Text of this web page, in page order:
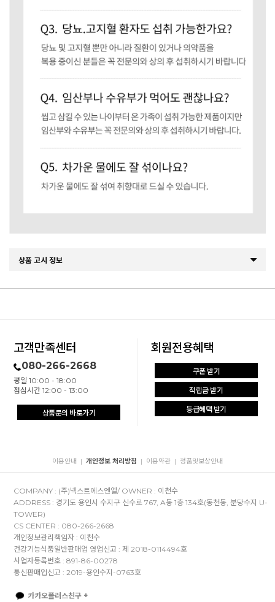
상품 고시 정보
고객만족센터
080-266-2668
평일 10:00 - 18:00
점심시간 12:00 - 13:00
상품문의 바로가기
회원전용혜택
쿠폰 받기
적립금 받기
등급혜택 받기
이용안내 | 개인정보 처리방침 | 이용약관 | 정품및보상안내
COMPANY : (주)넥스트에스엔엘/ OWNER : 이천수
ADDRESS : 경기도 용인시 수지구 신수로 767, A동 1층 134호(동천동, 분당수지 U-
TOWER)
CS CENTER : 080-266-2668
개인정보관리책임자 : 이천수
건강기능식품일반판매업 영업신고 : 제 2018-0114494호
사업자등록번호 : 891-86-00278
통신판매업신고 : 2019-용인수지-0763호
카카오플러스친구 +